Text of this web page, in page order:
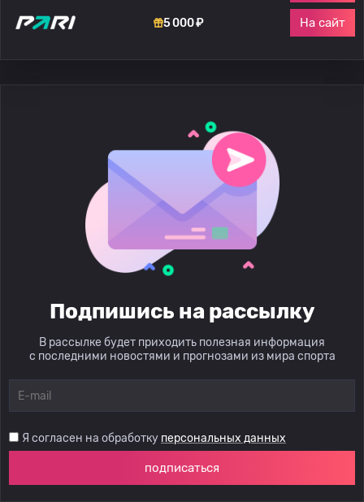
5 000 ₽ На сайт
Подпишись на рассылку
В рассылке будет приходить полезная информация
с последними новостями и прогнозами из мира спорта
Я согласен на обработку персональных данных
подписаться